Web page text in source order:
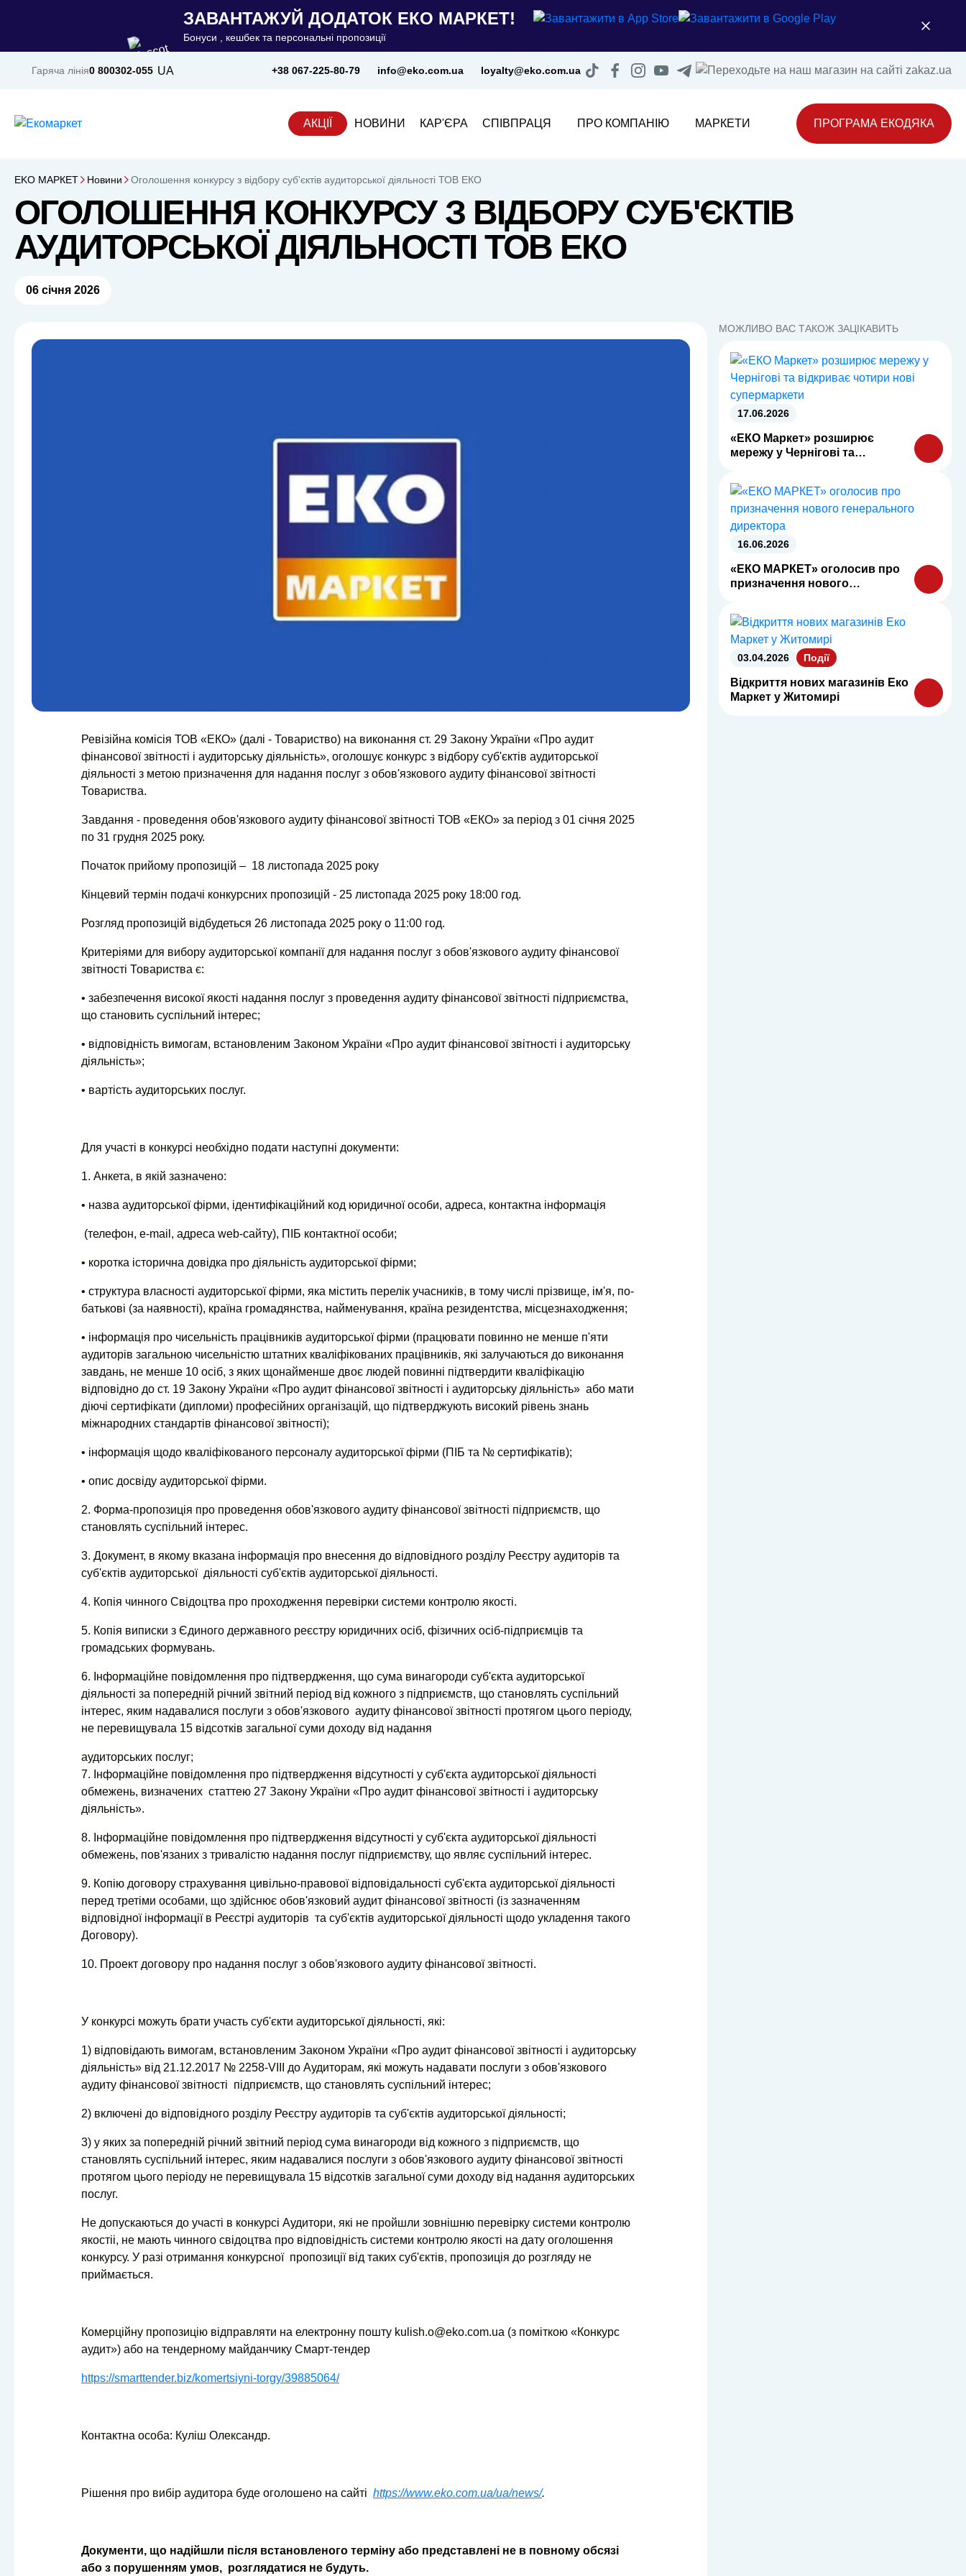
ЗАВАНТАЖУЙ ДОДАТОК ЕКО МАРКЕТ!
Бонуси , кешбек та персональні пропозиції
Гаряча лінія0 800302-055 UA +38 067-225-80-79 info@eko.com.ua loyalty@eko.com.ua
АКЦІЇ НОВИНИ КАР'ЄРА СПІВПРАЦЯ ПРО КОМПАНІЮ МАРКЕТИ ПРОГРАМА ЕКОДЯКА
ЕKO MАРКЕТ Новини Оголошення конкурсу з відбору суб'єктів аудиторської діяльності ТОВ ЕКО
ОГОЛОШЕННЯ КОНКУРСУ З ВІДБОРУ СУБ'ЄКТІВ
АУДИТОРСЬКОЇ ДІЯЛЬНОСТІ ТОВ ЕКО
06 січня 2026
Ревізійна комісія ТОВ «ЕКО» (далі - Товариство) на виконання ст. 29 Закону України «Про аудит
фінансової звітності і аудиторську діяльність», оголошує конкурс з відбору суб'єктів аудиторської
діяльності з метою призначення для надання послуг з обов'язкового аудиту фінансової звітності
Товариства.
Завдання - проведення обов'язкового аудиту фінансової звітності ТОВ «ЕКО» за період з 01 січня 2025
по 31 грудня 2025 року.
Початок прийому пропозицій – 18 листопада 2025 року
Кінцевий термін подачі конкурсних пропозицій - 25 листопада 2025 року 18:00 год.
Розгляд пропозицій відбудеться 26 листопада 2025 року о 11:00 год.
Критеріями для вибору аудиторської компанії для надання послуг з обов'язкового аудиту фінансової
звітності Товариства є:
• забезпечення високої якості надання послуг з проведення аудиту фінансової звітності підприємства,
що становить суспільний інтерес;
• відповідність вимогам, встановленим Законом України «Про аудит фінансової звітності і аудиторську
діяльність»;
• вартість аудиторських послуг.
Для участі в конкурсі необхідно подати наступні документи:
1. Анкета, в якій зазначено:
• назва аудиторської фірми, ідентифікаційний код юридичної особи, адреса, контактна інформація
(телефон, e-mail, адреса web-сайту), ПІБ контактної особи;
• коротка історична довідка про діяльність аудиторської фірми;
• структура власності аудиторської фірми, яка містить перелік учасників, в тому числі прізвище, ім'я, по-
батькові (за наявності), країна громадянства, найменування, країна резидентства, місцезнаходження;
• інформація про чисельність працівників аудиторської фірми (працювати повинно не менше п'яти
аудиторів загальною чисельністю штатних кваліфікованих працівників, які залучаються до виконання
завдань, не менше 10 осіб, з яких щонайменше двоє людей повинні підтвердити кваліфікацію
відповідно до ст. 19 Закону України «Про аудит фінансової звітності і аудиторську діяльність» або мати
діючі сертифікати (дипломи) професійних організацій, що підтверджують високий рівень знань
міжнародних стандартів фінансової звітності);
• інформація щодо кваліфікованого персоналу аудиторської фірми (ПІБ та № сертифікатів);
• опис досвіду аудиторської фірми.
2. Форма-пропозиція про проведення обов'язкового аудиту фінансової звітності підприємств, що
становлять суспільний інтерес.
3. Документ, в якому вказана інформація про внесення до відповідного розділу Реєстру аудиторів та
суб'єктів аудиторської діяльності суб'єктів аудиторської діяльності.
4. Копія чинного Свідоцтва про проходження перевірки системи контролю якості.
5. Копія виписки з Єдиного державного реєстру юридичних осіб, фізичних осіб-підприємців та
громадських формувань.
6. Інформаційне повідомлення про підтвердження, що сума винагороди суб'єкта аудиторської
діяльності за попередній річний звітний період від кожного з підприємств, що становлять суспільний
інтерес, яким надавалися послуги з обов'язкового аудиту фінансової звітності протягом цього періоду,
не перевищувала 15 відсотків загальної суми доходу від надання
аудиторських послуг;
7. Інформаційне повідомлення про підтвердження відсутності у суб'єкта аудиторської діяльності
обмежень, визначених статтею 27 Закону України «Про аудит фінансової звітності і аудиторську
діяльність».
8. Інформаційне повідомлення про підтвердження відсутності у суб'єкта аудиторської діяльності
обмежень, пов'язаних з тривалістю надання послуг підприємству, що являє суспільний інтерес.
9. Копію договору страхування цивільно-правової відповідальності суб'єкта аудиторської діяльності
перед третіми особами, що здійснює обов'язковий аудит фінансової звітності (із зазначенням
відповідної інформації в Реєстрі аудиторів та суб'єктів аудиторської діяльності щодо укладення такого
Договору).
10. Проект договору про надання послуг з обов'язкового аудиту фінансової звітності.
У конкурсі можуть брати участь суб'єкти аудиторської діяльності, які:
1) відповідають вимогам, встановленим Законом України «Про аудит фінансової звітності і аудиторську
діяльність» від 21.12.2017 № 2258-VIII до Аудиторам, які можуть надавати послуги з обов'язкового
аудиту фінансової звітності підприємств, що становлять суспільний інтерес;
2) включені до відповідного розділу Реєстру аудиторів та суб'єктів аудиторської діяльності;
3) у яких за попередній річний звітний період сума винагороди від кожного з підприємств, що
становлять суспільний інтерес, яким надавалися послуги з обов'язкового аудиту фінансової звітності
протягом цього періоду не перевищувала 15 відсотків загальної суми доходу від надання аудиторських
послуг.
Не допускаються до участі в конкурсі Аудитори, які не пройшли зовнішню перевірку системи контролю
якостіі, не мають чинного свідоцтва про відповідність системи контролю якості на дату оголошення
конкурсу. У разі отримання конкурсної пропозиції від таких суб'єктів, пропозиція до розгляду не
приймається.
Комерційну пропозицію відправляти на електронну пошту kulish.o@eko.com.ua (з поміткою «Конкурс
аудит») або на тендерному майданчику Смарт-тендер
https://smarttender.biz/komertsiyni-torgy/39885064/
Контактна особа: Куліш Олександр.
Рішення про вибір аудитора буде оголошено на сайті https://www.eko.com.ua/ua/news/.
Документи, що надійшли після встановленого терміну або представлені не в повному обсязі
або з порушенням умов, розглядатися не будуть.
МОЖЛИВО ВАС ТАКОЖ ЗАЦІКАВИТЬ
17.06.2026
«ЕКО Маркет» розширює
мережу у Чернігові та
супермаркети
16.06.2026
«ЕКО МАРКЕТ» оголосив про
призначення нового
03.04.2026 Події
Відкриття нових магазинів Еко
Маркет у Житомирі